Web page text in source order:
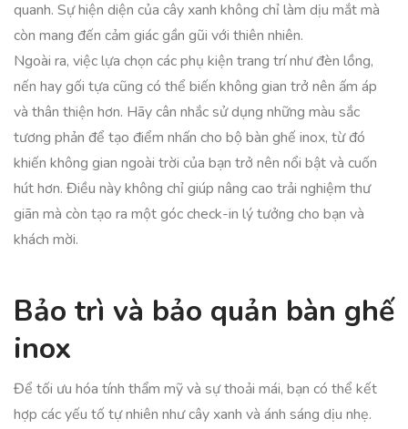
quanh. Sự hiện diện của cây xanh không chỉ làm dịu mắt mà
còn mang đến cảm giác gần gũi với thiên nhiên.
Ngoài ra, việc lựa chọn các phụ kiện trang trí như đèn lồng,
nến hay gối tựa cũng có thể biến không gian trở nên ấm áp
và thân thiện hơn. Hãy cân nhắc sử dụng những màu sắc
tương phản để tạo điểm nhấn cho bộ bàn ghế inox, từ đó
khiến không gian ngoài trời của bạn trở nên nổi bật và cuốn
hút hơn. Điều này không chỉ giúp nâng cao trải nghiệm thư
giãn mà còn tạo ra một góc check-in lý tưởng cho bạn và
khách mời.
Bảo trì và bảo quản bàn ghế
inox
Để tối ưu hóa tính thẩm mỹ và sự thoải mái, bạn có thể kết
hợp các yếu tố tự nhiên như cây xanh và ánh sáng dịu nhẹ.